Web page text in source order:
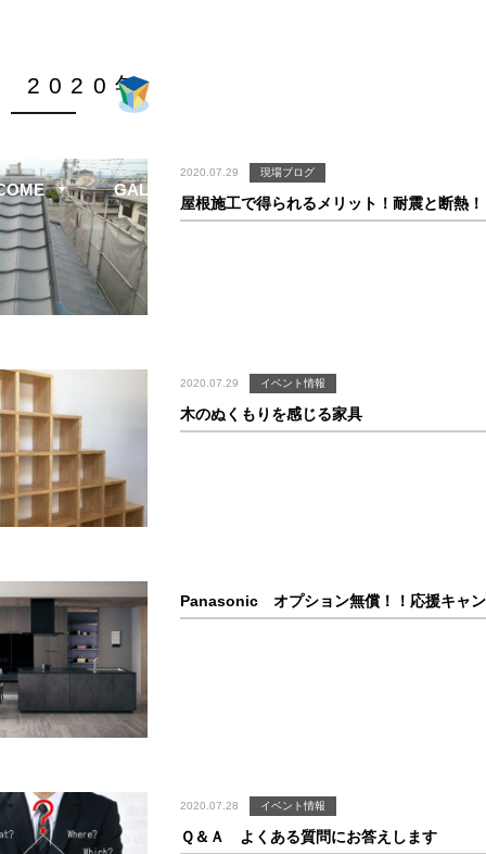
GALLERY
2020年
2020.07.29 現場ブログ
屋根施工で得られるメリット！耐震と断熱！
2020.07.29 イベント情報
木のぬくもりを感じる家具
Panasonic オプション無償！！応援キャ
2020.07.28 イベント情報
Ｑ＆Ａ よくある質問にお答えします